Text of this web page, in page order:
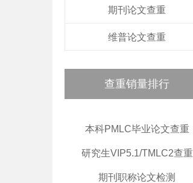
期刊论文查重
维普论文查重
查重销量排行
本科PMLC毕业论文查重
研究生VIP5.1/TMLC2查重
期刊职称论文检测